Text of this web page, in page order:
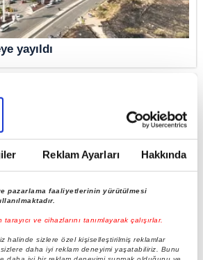
Reklam Ayarları Hakkında
pazarlama faaliyetlerinin yürütülmesi
ve cihazlarını tanımlayarak çalışırlar.
halinde sizlere özel kişiselleştirilmiş reklamlar
sizlere daha iyi reklam deneyimi yaşatabiliriz. Bunu
yayıldı
yangınında ikinci gün!
| Video